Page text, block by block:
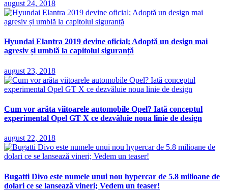
august 24, 2018
Hyundai Elantra 2019 devine oficial; Adoptă un design mai
agresiv și umblă la capitolul siguranță
august 23, 2018
Cum vor arăta viitoarele automobile Opel? Iată conceptul
experimental Opel GT X ce dezvăluie noua linie de design
august 22, 2018
Bugatti Divo este numele unui nou hypercar de 5.8 milioane de
dolari ce se lansează vineri; Vedem un teaser!